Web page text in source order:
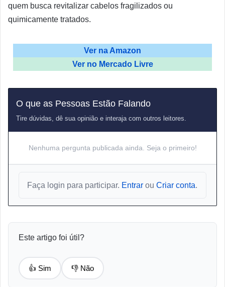
quem busca revitalizar cabelos fragilizados ou
quimicamente tratados.
Ver na Amazon
Ver no Mercado Livre
O que as Pessoas Estão Falando
Tire dúvidas, dê sua opinião e interaja com outros leitores.
Nenhuma pergunta publicada ainda. Seja o primeiro!
Faça login para participar. Entrar ou Criar conta.
Este artigo foi útil?
👍 Sim 👎 Não